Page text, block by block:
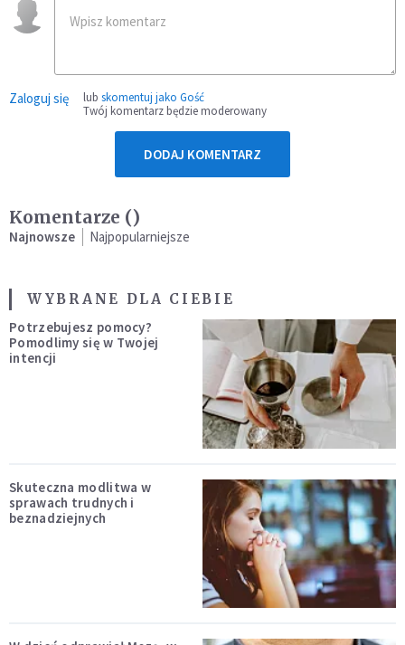
Zaloguj się lub skomentuj jako Gość
Twój komentarz będzie moderowany
DODAJ KOMENTARZ
Komentarze ()
Najnowsze Najpopularniejsze
WYBRANE DLA CIEBIE
Potrzebujesz pomocy?
Pomodlimy się w Twojej
intencji
Skuteczna modlitwa w
sprawach trudnych i
beznadziejnych